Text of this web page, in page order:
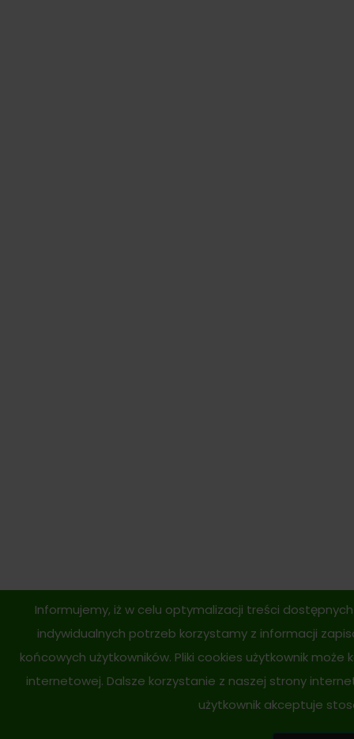
Informujemy, iż w celu optymalizacji treści
indywidualnych potrzeb korzystamy z informacji
końcowych użytkowników. Pliki cookies użytkownik
internetowej. Dalsze korzystanie z naszej strony
użytkownik akceptuje